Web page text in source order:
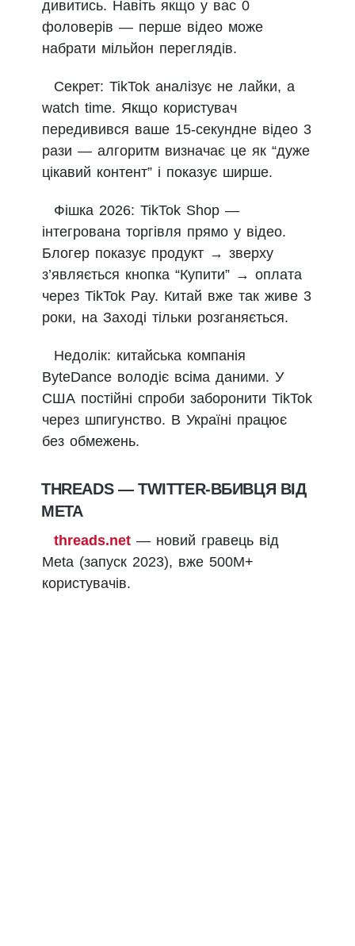
дивитись. Навіть якщо у вас 0
фоловерів — перше відео може
набрати мільйон переглядів.
Секрет: TikTok аналізує не лайки, а
watch time. Якщо користувач
передивився ваше 15-секундне відео 3
рази — алгоритм визначає це як “дуже
цікавий контент” і показує ширше.
Фішка 2026: TikTok Shop —
інтегрована торгівля прямо у відео.
Блогер показує продукт → зверху
з’являється кнопка “Купити” → оплата
через TikTok Pay. Китай вже так живе 3
роки, на Заході тільки розганяється.
Недолік: китайська компанія
ByteDance володіє всіма даними. У
США постійні спроби заборонити TikTok
через шпигунство. В Україні працює
без обмежень.
THREADS — TWITTER-ВБИВЦЯ ВІД
META
threads.net — новий гравець від
Meta (запуск 2023), вже 500М+
користувачів.